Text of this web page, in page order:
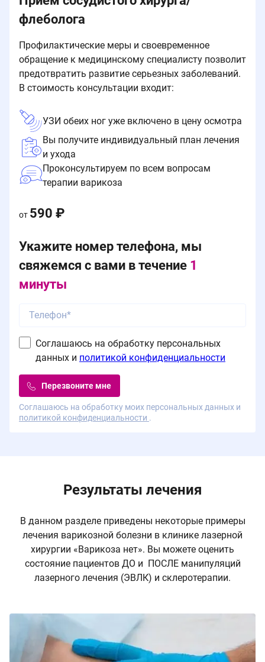
флеболога
Профилактические меры и своевременное
обращение к медицинскому специалисту позволит
предотвратить развитие серьезных заболеваний.
В стоимость консультации входит:
УЗИ обеих ног уже включено в цену осмотра
Вы получите индивидуальный план лечения
и ухода
Проконсультируем по всем вопросам
терапии варикоза
от 590 ₽
Укажите номер телефона, мы
свяжемся с вами в течение 1
минуты
Соглашаюсь на обработку персональных
данных и политикой конфиденциальности
Перезвоните мне
Соглашаюсь на обработку моих персональных данных и
политикой конфиденциальности .
Результаты лечения
В данном разделе приведены некоторые примеры
лечения варикозной болезни в клинике лазерной
хирургии «Варикоза нет». Вы можете оценить
состояние пациентов ДО и ПОСЛЕ манипуляций
лазерного лечения (ЭВЛК) и склеротерапии.